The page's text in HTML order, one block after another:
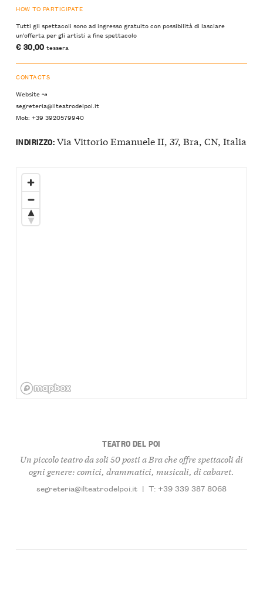
HOW TO PARTICIPATE
Tutti gli spettacoli sono ad ingresso gratuito con possibilità di lasciare
un'offerta per gli artisti a fine spettacolo
€ 30,00 tessera
CONTACTS
Website ↝
segreteria@ilteatrodelpoi.it
Mob: +39 3920579940
INDIRIZZO:Via Vittorio Emanuele II, 37, Bra, CN, Italia
TEATRO DEL POI
Un piccolo teatro da soli 50 posti a Bra che offre spettacoli di
ogni genere: comici, drammatici, musicali, di cabaret.
segreteria@ilteatrodelpoi.it | T: +39 339 387 8068